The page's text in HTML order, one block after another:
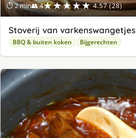
⏱ 2 min👥 4★★★★★ 4.57 (28)
Stoverij van varkenswangetjes
BBQ & buiten koken Bijgerechten